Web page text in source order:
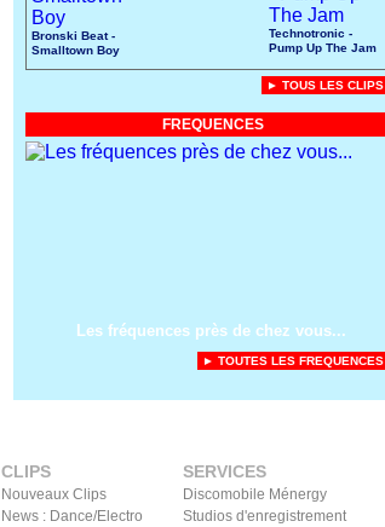
Bronski Beat -
Smalltown Boy
Technotronic -
Pump Up The Jam
► TOUS LES CLIPS
FREQUENCES
Les fréquences près de chez vous...
► TOUTES LES FREQUENCES
CLIPS
Nouveaux Clips
News : Dance/Electro
SERVICES
Discomobile Ménergy
Studios d'enregistrement